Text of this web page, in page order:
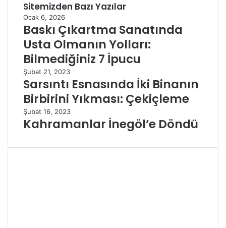
Sitemizden Bazı Yazılar
Ocak 6, 2026
Baskı Çıkartma Sanatında
Usta Olmanın Yolları:
Bilmediğiniz 7 İpucu
Şubat 21, 2023
Sarsıntı Esnasında İki Binanın
Birbirini Yıkması: Çekiçleme
Şubat 16, 2023
Kahramanlar İnegöl’e Döndü